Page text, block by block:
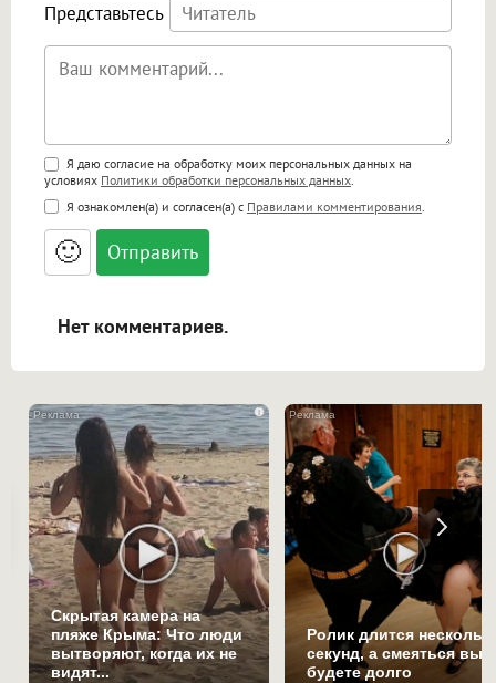
Представьтесь
Поддержка HTML
<b>, <strong>, <u>, <i>, <em>, <s>, <big>,
<small>, <sup>, <sub>, <pre>, <ul>, <ol>, <li>,
<blockquote>, <code> экранирует HTML,
адреса URL автоматически становятся
ссылками, и [img]адрес[/img] будет
Я даю согласие на обработку моих персональных данных на
условиях Политики обработки персональных данных
Я ознакомлен(а) и согласен(а) с Правилами комментирования
🙂
Нет комментариев.
i
Скрытая камера на
пляже Крыма: Что люди
вытворяют, когда их не
видят...
Ролик длится
секунд, а смеяться вы
будете долго